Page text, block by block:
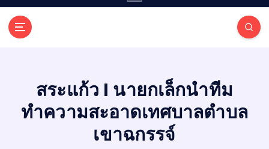
I
N
E
W
สระแก้ว I นายกเล็กนำทีม
ทำความสะอาดเทศบาลตำบล
เขาฉกรรจ์